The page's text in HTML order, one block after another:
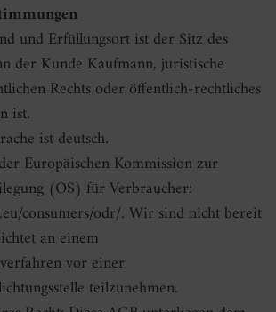
und Erfüllungsort ist der Sitz des
der Kunde Kaufmann, juristische
Rechts oder öffentlich-rechtliches
ist.
ist deutsch.
Europäischen Kommission zur
(OS) für Verbraucher:
consumers/odr/. Wir sind nicht bereit
an einem
vor einer
teilzunehmen.